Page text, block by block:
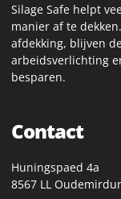
Silage Safe helpt
manier af te
afdekking, blijven
arbeidsverlichting
besparen.
Contact
Huningspaed 4a
8567 LL